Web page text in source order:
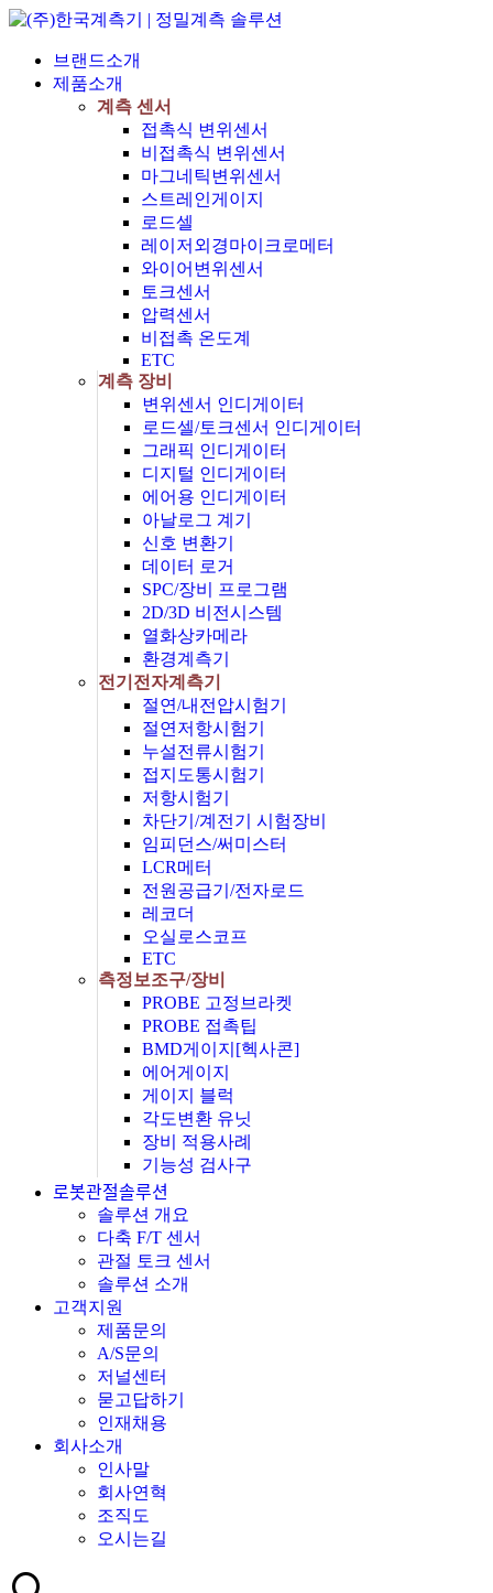
브랜드소개
제품소개
계측 센서
접촉식 변위센서
비접촉식 변위센서
마그네틱변위센서
스트레인게이지
로드셀
레이저외경마이크로메터
와이어변위센서
토크센서
압력센서
비접촉 온도계
ETC
계측 장비
변위센서 인디게이터
로드셀/토크센서 인디게이터
그래픽 인디게이터
디지털 인디게이터
에어용 인디게이터
아날로그 계기
신호 변환기
데이터 로거
SPC/장비 프로그램
2D/3D 비전시스템
열화상카메라
환경계측기
전기전자계측기
절연/내전압시험기
절연저항시험기
누설전류시험기
접지도통시험기
저항시험기
차단기/계전기 시험장비
임피던스/써미스터
LCR메터
전원공급기/전자로드
레코더
오실로스코프
ETC
측정보조구/장비
PROBE 고정브라켓
PROBE 접촉팁
BMD게이지[헥사콘]
에어게이지
게이지 블럭
각도변환 유닛
장비 적용사례
기능성 검사구
로봇관절솔루션
솔루션 개요
다축 F/T 센서
관절 토크 센서
솔루션 소개
고객지원
제품문의
A/S문의
저널센터
묻고답하기
인재채용
회사소개
인사말
회사연혁
조직도
오시는길